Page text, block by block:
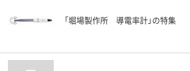
「堀場製作所 導電率計」の特集